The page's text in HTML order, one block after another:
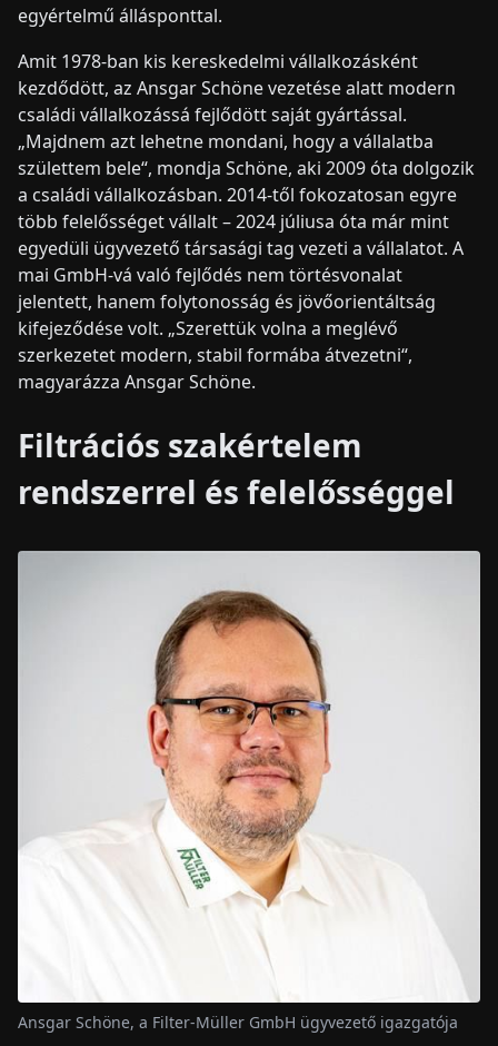
egyértelmű állásponttal.
Amit 1978-ban kis kereskedelmi vállalkozásként
kezdődött, az Ansgar Schöne vezetése alatt modern
családi vállalkozássá fejlődött saját gyártással.
„Majdnem azt lehetne mondani, hogy a vállalatba
születtem bele“, mondja Schöne, aki 2009 óta dolgozik
a családi vállalkozásban. 2014-től fokozatosan egyre
több felelősséget vállalt – 2024 júliusa óta már mint
egyedüli ügyvezető társasági tag vezeti a vállalatot. A
mai GmbH-vá való fejlődés nem törtésvonalat
jelentett, hanem folytonosság és jövőorientáltság
kifejeződése volt. „Szerettük volna a meglévő
szerkezetet modern, stabil formába átvezetni“,
magyarázza Ansgar Schöne.
Filtrációs szakértelem
rendszerrel és felelősséggel
Ansgar Schöne, a Filter-Müller GmbH ügyvezető igazgatója